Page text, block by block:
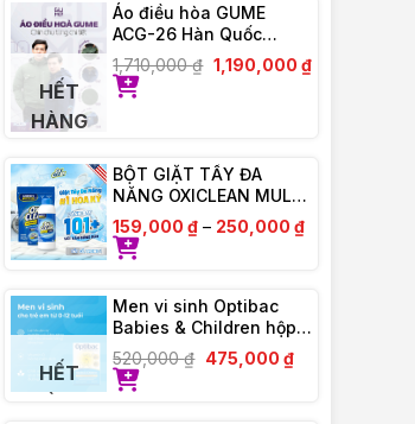
HẾT
HÀNG
Áo điều hòa GUME
ACG-26 Hàn Quốc
Chống Tia UV – Bảo
Hành Chính Hãng 12
tháng
1,710,000₫ 1,190,000 ₫
BỘT GIẶT TẨY ĐA
NĂNG OXICLEAN MULTI
– PURPOSE STAIN
REMOVER
159,000₫ – 250,000₫
HẾT
Men vi sinh Optibac
Babies & Children hộp
30 gói
520,000₫ 475,000 ₫